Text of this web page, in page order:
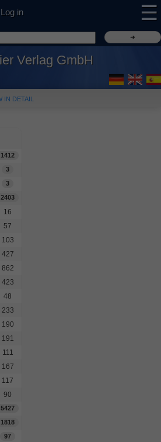
Log in ☰
Verlag GmbH
IN DETAIL
1412
3
3
2403
16
57
103
427
862
423
48
233
190
191
111
167
117
90
5427
1818
97